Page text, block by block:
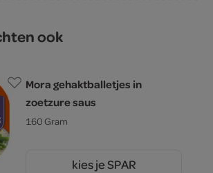
ook
Mora gehaktballetjes in
zoetzure saus
160 Gram
kies je SPAR